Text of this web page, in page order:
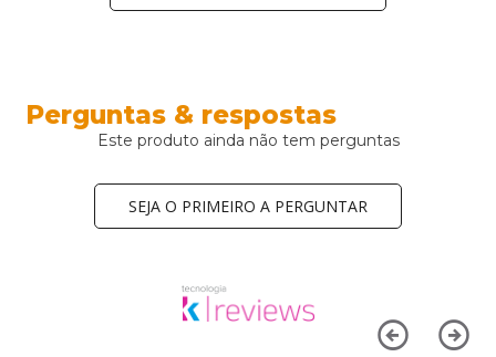
Perguntas & respostas
Este produto ainda não tem perguntas
SEJA O PRIMEIRO A PERGUNTAR